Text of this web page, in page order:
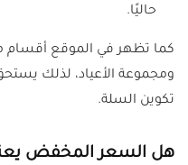
حاليًا.
كما تظهر في الموقع
ومجموعة الأعياد، لذلك
تكوين السلة.
هل السعر المخفض